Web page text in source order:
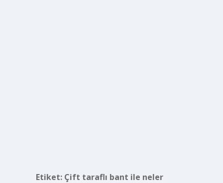
Etiket: Çift taraflı bant ile neler